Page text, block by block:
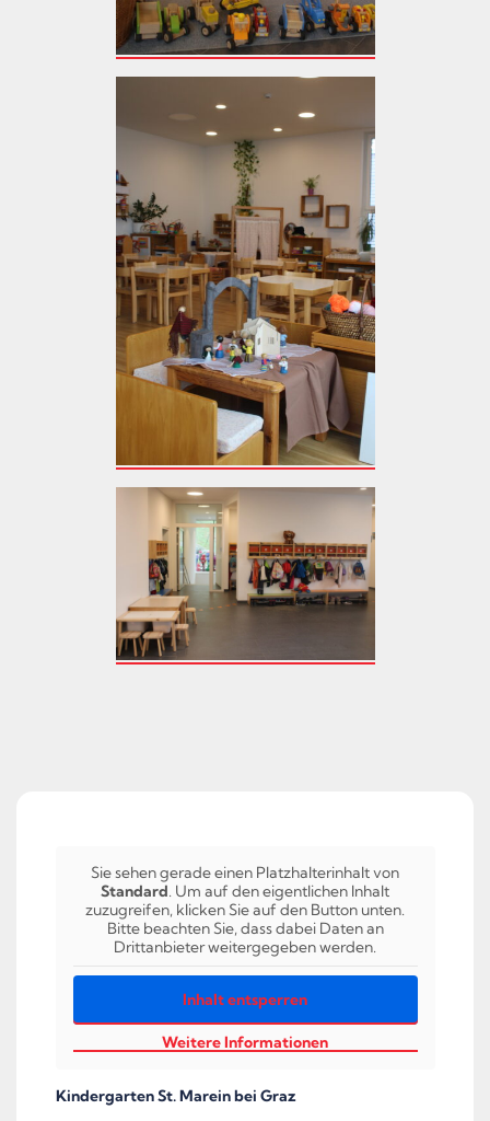
Sie sehen gerade einen Platzhalterinhalt von
Standard. Um auf den eigentlichen Inhalt
zuzugreifen, klicken Sie auf den Button unten.
Bitte beachten Sie, dass dabei Daten an
Drittanbieter weitergegeben werden.
Inhalt entsperren
Weitere Informationen
Kindergarten St. Marein bei Graz